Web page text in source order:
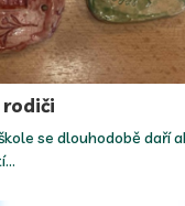
rodiči
se dlouhodobě daří